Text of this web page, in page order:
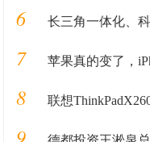
6 长三角一体化、科创板、澳
7 苹果真的变了，
8 联想
9